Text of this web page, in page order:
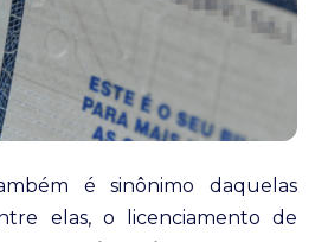
é sinônimo daquelas
elas, o licenciamento de